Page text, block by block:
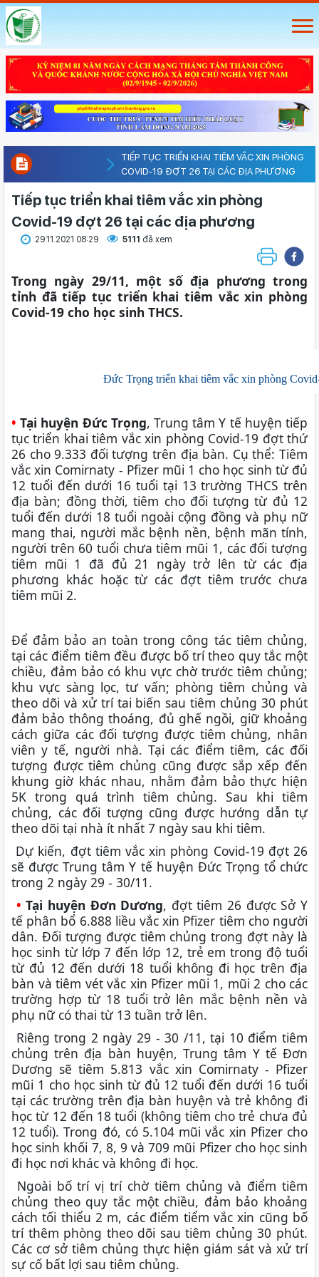
TIẾP TỤC TRIỂN KHAI TIÊM VẮC XIN PHÒNG
COVID-19 ĐỢT 26 TẠI CÁC ĐỊA PHƯƠNG
Tiếp tục triển khai tiêm vắc xin phòng
Covid-19 đợt 26 tại các địa phương
29.11.2021 08:29 5111 đã xem
Trong ngày 29/11, một số địa phương trong
tỉnh đã tiếp tục triển khai tiêm vắc xin phòng
Covid-19 cho học sinh THCS.
Đức Trọng triển khai tiêm vắc xin phòng
•Tại huyện Đức Trọng, Trung tâm Y tế huyện tiếp
tục triển khai tiêm vắc xin phòng Covid-19 đợt thứ
26 cho 9.333 đối tượng trên địa bàn. Cụ thể: Tiêm
vắc xin Comirnaty - Pfizer mũi 1 cho học sinh từ đủ
12 tuổi đến dưới 16 tuổi tại 13 trường THCS trên
địa bàn; đồng thời, tiêm cho đối tượng từ đủ 12
tuổi đến dưới 18 tuổi ngoài cộng đồng và phụ nữ
mang thai, người mắc bệnh nền, bệnh mãn tính,
người trên 60 tuổi chưa tiêm mũi 1, các đối tượng
tiêm mũi 1 đã đủ 21 ngày trở lên từ các địa
phương khác hoặc từ các đợt tiêm trước chưa
tiêm mũi 2.
Để đảm bảo an toàn trong công tác tiêm chủng,
tại các điểm tiêm đều được bố trí theo quy tắc một
chiều, đảm bảo có khu vực chờ trước tiêm chủng;
khu vực sàng lọc, tư vấn; phòng tiêm chủng và
theo dõi và xử trí tai biến sau tiêm chủng 30 phút
đảm bảo thông thoáng, đủ ghế ngồi, giữ khoảng
cách giữa các đối tượng được tiêm chủng, nhân
viên y tế, người nhà. Tại các điểm tiêm, các đối
tượng được tiêm chủng cũng được sắp xếp đến
khung giờ khác nhau, nhằm đảm bảo thực hiện
5K trong quá trình tiêm chủng. Sau khi tiêm
chủng, các đối tượng cũng được hướng dẫn tự
theo dõi tại nhà ít nhất 7 ngày sau khi tiêm.
Dự kiến, đợt tiêm vắc xin phòng Covid-19 đợt 26
sẽ được Trung tâm Y tế huyện Đức Trọng tổ chức
trong 2 ngày 29 - 30/11.
•Tại huyện Đơn Dương, đợt tiêm 26 được Sở Y
tế phân bổ 6.888 liều vắc xin Pfizer tiêm cho người
dân. Đối tượng được tiêm chủng trong đợt này là
học sinh từ lớp 7 đến lớp 12, trẻ em trong độ tuổi
từ đủ 12 đến dưới 18 tuổi không đi học trên địa
bàn và tiêm vét vắc xin Pfizer mũi 1, mũi 2 cho các
trường hợp từ 18 tuổi trở lên mắc bệnh nền và
phụ nữ có thai từ 13 tuần trở lên.
Riêng trong 2 ngày 29 - 30 /11, tại 10 điểm tiêm
chủng trên địa bàn huyện, Trung tâm Y tế Đơn
Dương sẽ tiêm 5.813 vắc xin Comirnaty - Pfizer
mũi 1 cho học sinh từ đủ 12 tuổi đến dưới 16 tuổi
tại các trường trên địa bàn huyện và trẻ không đi
học từ 12 đến 18 tuổi (không tiêm cho trẻ chưa đủ
12 tuổi). Trong đó, có 5.104 mũi vắc xin Pfizer cho
học sinh khối 7, 8, 9 và 709 mũi Pfizer cho học sinh
đi học nơi khác và không đi học.
Ngoài bố trí vị trí chờ tiêm chủng và điểm tiêm
chủng theo quy tắc một chiều, đảm bảo khoảng
cách tối thiểu 2 m, các điểm tiểm vắc xin cũng bố
trí thêm phòng theo dõi sau tiêm chủng 30 phút.
Các cơ sở tiêm chủng thực hiện giám sát và xử trí
sự cố bất lợi sau tiêm chủng.